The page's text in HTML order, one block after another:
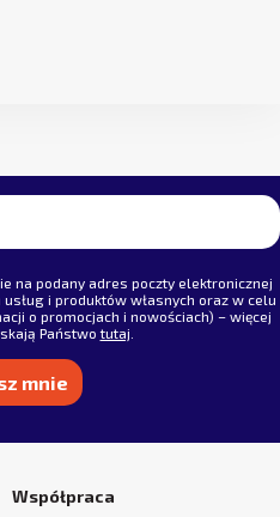
na podany adres poczty elektronicznej
i produktów własnych oraz w celu
o promocjach i nowościach) – więcej
Państwotutaj
Współpraca